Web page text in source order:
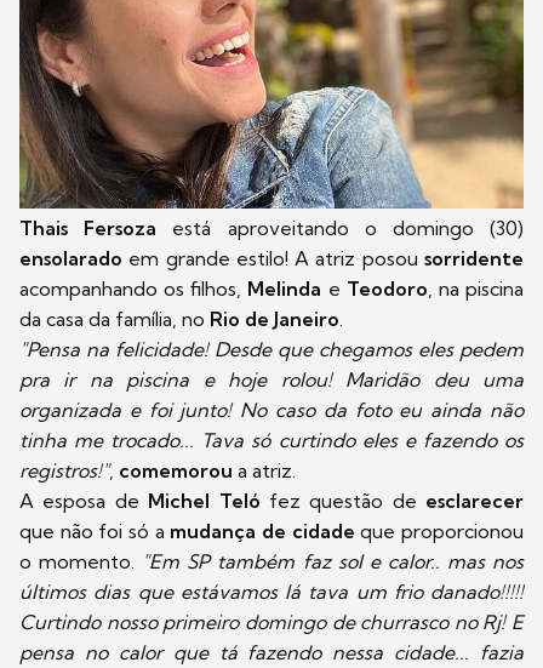
Thais Fersoza está aproveitando o domingo (30)
ensolarado em grande estilo! A atriz posou sorridente
acompanhando os filhos, Melinda e Teodoro , na piscina
da casa da família, no Rio de Janeiro
"Pensa na felicidade! Desde que chegamos eles pedem
pra ir na piscina e hoje rolou! Maridão deu uma
organizada e foi junto! No caso da foto eu ainda não
tinha me trocado... Tava só curtindo eles e fazendo os
registros!", comemorou a atriz.
A esposa de Michel Teló fez questão de esclarecer
que não foi só a mudança de cidade que proporcionou
o momento.
"Em SP também faz sol e calor.. mas nos
últimos dias que estávamos lá tava um frio danado!!!!!
Curtindo nosso primeiro domingo de churrasco no Rj! E
pensa no calor que tá fazendo nessa cidade... fazia